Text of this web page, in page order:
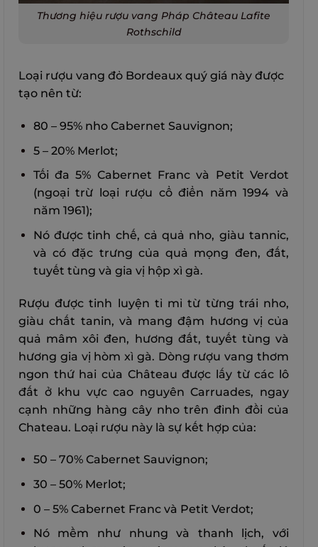
Thương hiệu rượu vang Pháp Château Lafite
Rothschild
Loại rượu vang đỏ Bordeaux quý giá này được
tạo nên từ:
80 – 95% nho Cabernet Sauvignon;
5 – 20% Merlot;
Tối đa 5% Cabernet Franc và Petit Verdot
(ngoại trừ loại rượu cổ điển năm 1994 và
năm 1961);
Nó được tinh chế, cả quả nho, giàu tannic,
và có đặc trưng của quả mọng đen, đất,
tuyết tùng và gia vị hộp xì gà.
Rượu được tinh luyện tỉ mỉ từ từng trái nho,
giàu chất tanin, và mang đậm hương vị của
quả mâm xôi đen, hương đất, tuyết tùng và
hương gia vị hòm xì gà. Dòng rượu vang thơm
ngon thứ hai của Château được lấy từ các lô
đất ở khu vực cao nguyên Carruades, ngay
cạnh những hàng cây nho trên đỉnh đồi của
Chateau. Loại rượu này là sự kết hợp của:
50 – 70% Cabernet Sauvignon;
30 – 50% Merlot;
0 – 5% Cabernet Franc và Petit Verdot;
Nó mềm như nhung và thanh lịch, với